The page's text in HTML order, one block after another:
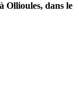
Ollioules, dans le